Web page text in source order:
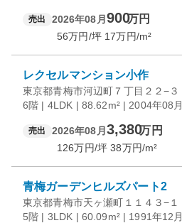
売出 2026年08月 900万円
56万円/坪 17万円/m²
レクセルマンション小作
東京都青梅市河辺町７丁目２２−３
6階 | 4LDK | 88.62m² | 2004年08月
売出 2026年08月 3,380万円
126万円/坪 38万円/m²
青梅ガーデンヒルズパート2
東京都青梅市天ヶ瀬町１１４３−１
5階 | 3LDK | 60.09m² | 1991年12月